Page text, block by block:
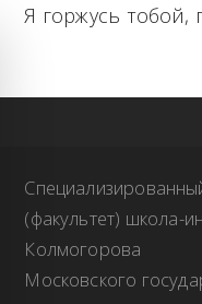
Я горжусь тобой,
(факультет) школа-
Колмогорова
Московского